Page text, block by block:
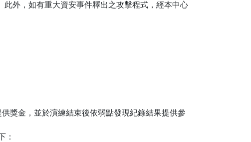
此外，如有重大資安事件釋出之攻擊程式，經本中心
獎金，並於演練結束後依弱點發現紀錄結果提供參
：